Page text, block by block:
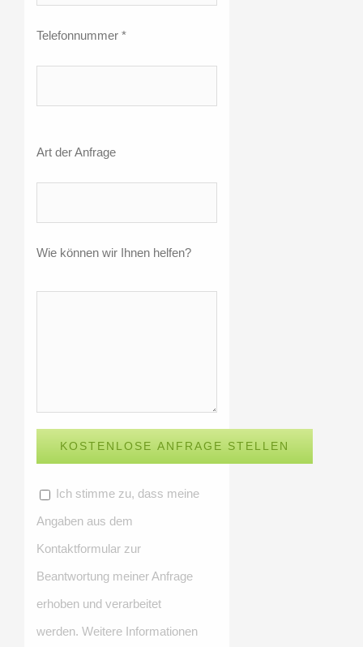
Telefonnummer *
Art der Anfrage
Wie können wir Ihnen helfen?
Ich stimme zu, dass meine
Angaben aus dem
Kontaktformular zur
Beantwortung meiner Anfrage
erhoben und verarbeitet
werden. Weitere Informationen